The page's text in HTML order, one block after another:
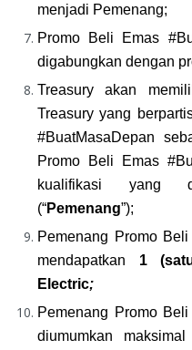
menjadi Pemenang;
Promo Beli Emas
digabungkan dengan
Treasury akan
Treasury yang
#BuatMasaDepan
Promo Beli Emas
kualifikasi yang
(“Pemenang”);
Pemenang Promo
mendapatkan 1
Electric;
Pemenang Promo
diumumkan